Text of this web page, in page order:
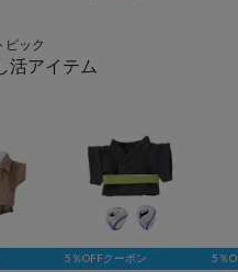
ピック
活アイテム
5％OFFクーポン 5％